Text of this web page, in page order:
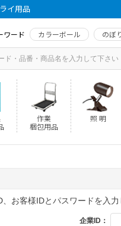
イ用品
ワード カラーボール のぼ
作業
梱包用品
照 明
お客様IDとパスワードを入力
企業ID：